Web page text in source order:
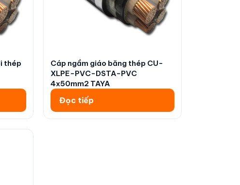
thép
Cáp ngầm giáo băng thép CU-
XLPE-PVC-DSTA-PVC
4x50mm2 TAYA
Đọc tiếp